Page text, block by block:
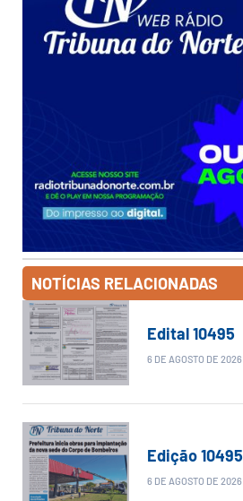
NOTÍCIAS RELACIONADAS
Edital 10495
6 DE AGOSTO DE 2026
Edição 10495
6 DE AGOSTO DE 2026